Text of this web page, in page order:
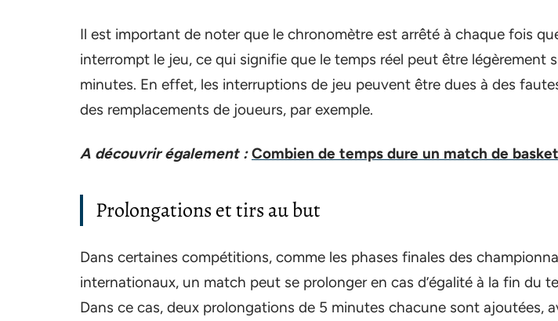
Il est important de noter que le chronomètre est arrêté à chaque fois
interrompt le jeu, ce qui signifie que le temps réel peut être légèrement
minutes. En effet, les interruptions de jeu peuvent être dues à des
des remplacements de joueurs, par exemple.
A découvrir également : Combien de temps dure un match de
Prolongations et tirs au but
Dans certaines compétitions, comme les phases finales des
internationaux, un match peut se prolonger en cas d’égalité à la fin du
Dans ce cas, deux prolongations de 5 minutes chacune sont ajoutées,